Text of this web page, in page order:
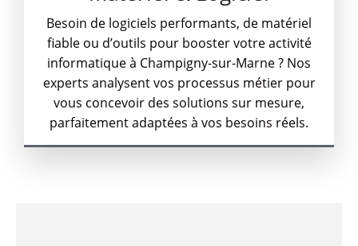
Besoin de logiciels performants, de matériel
fiable ou d’outils pour booster votre activité
informatique à Champigny-sur-Marne ? Nos
experts analysent vos processus métier pour
vous concevoir des solutions sur mesure,
parfaitement adaptées à vos besoins réels.